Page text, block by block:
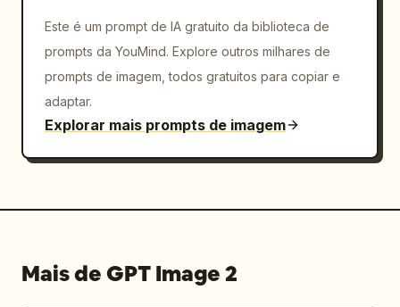
Este é um prompt de IA gratuito da biblioteca de
prompts da YouMind. Explore outros milhares de
prompts de imagem, todos gratuitos para copiar e
adaptar.
Explorar mais prompts de imagem
Mais de GPT Image 2